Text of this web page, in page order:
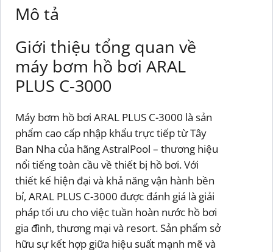
Mô tả
Giới thiệu tổng quan về
máy bơm hồ bơi ARAL
PLUS C-3000
Máy bơm hồ bơi ARAL PLUS C-3000 là sản
phẩm cao cấp nhập khẩu trực tiếp từ Tây
Ban Nha của hãng AstralPool – thương hiệu
nổi tiếng toàn cầu về thiết bị hồ bơi. Với
thiết kế hiện đại và khả năng vận hành bền
bỉ, ARAL PLUS C-3000 được đánh giá là giải
pháp tối ưu cho việc tuần hoàn nước hồ bơi
gia đình, thương mại và resort. Sản phẩm sở
hữu sự kết hợp giữa hiệu suất mạnh mẽ và